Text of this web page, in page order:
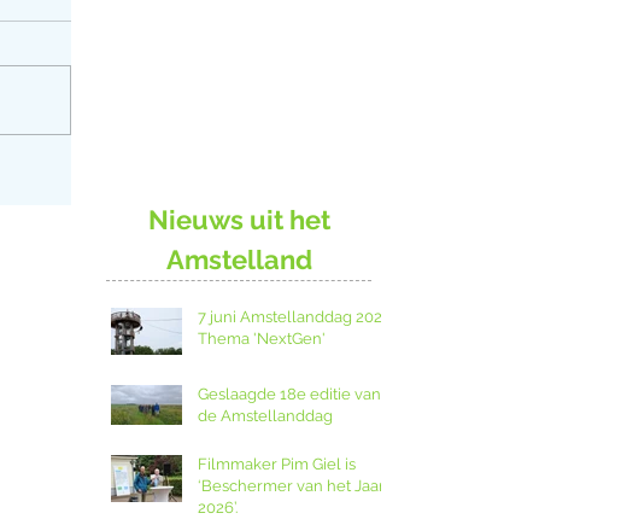
Nieuws uit het
Amstelland
7 juni Amstellanddag 2026:
Thema 'NextGen'
Geslaagde 18e editie van
de Amstellanddag
Filmmaker Pim Giel is
‘Beschermer van het Jaar
2026’.